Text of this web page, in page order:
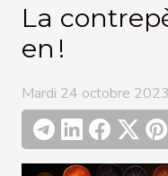
La
en !
Mardi 24 octobre